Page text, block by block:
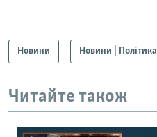
Новини Новини | Політика
Читайте також